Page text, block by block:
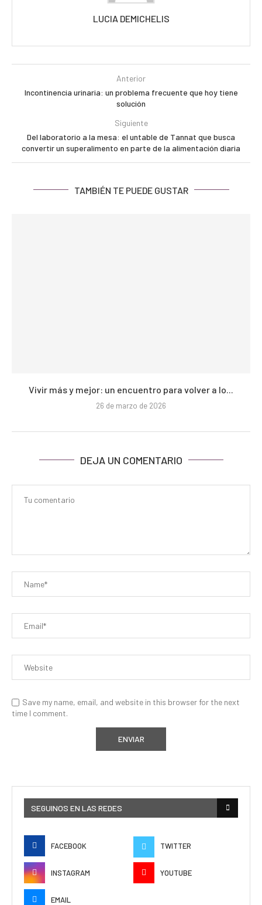
LUCIA DEMICHELIS
Anterior
Incontinencia urinaria: un problema frecuente que hoy tiene
solución
Siguiente
Del laboratorio a la mesa: el untable de Tannat que busca
convertir un superalimento en parte de la alimentación diaria
TAMBIÉN TE PUEDE GUSTAR
Vivir más y mejor: un encuentro para volver a lo...
26 de marzo de 2026
DEJA UN COMENTARIO
Save my name, email, and website in this browser for the next
time I comment.
SEGUINOS EN LAS REDES
FACEBOOK TWITTER
INSTAGRAM YOUTUBE
EMAIL